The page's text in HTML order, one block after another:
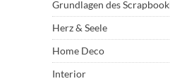
Grundlagen des
Herz & Seele
Home Deco
Interior